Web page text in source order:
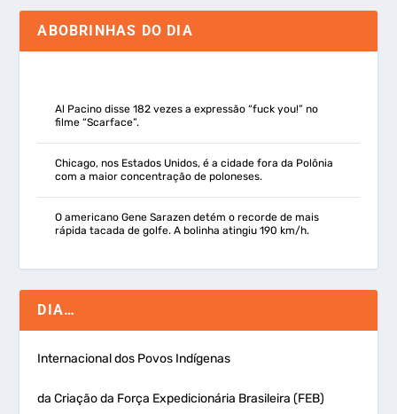
ABOBRINHAS DO DIA
Al Pacino disse 182 vezes a expressão “fuck you!” no
filme “Scarface”.
Chicago, nos Estados Unidos, é a cidade fora da Polônia
com a maior concentração de poloneses.
O americano Gene Sarazen detém o recorde de mais
rápida tacada de golfe. A bolinha atingiu 190 km/h.
DIA…
Internacional dos Povos Indígenas
da Criação da Força Expedicionária Brasileira (FEB)